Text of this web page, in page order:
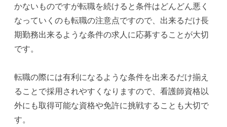
かないものですが転職を続けると条件はどんどん悪く
なっていくのも転職の注意点ですので、出来るだけ長
期勤務出来るような条件の求人に応募することが大切
です。
転職の際には有利になるような条件を出来るだけ揃え
ることで採用されやすくなりますので、看護師資格以
外にも取得可能な資格や免許に挑戦することも大切で
す。